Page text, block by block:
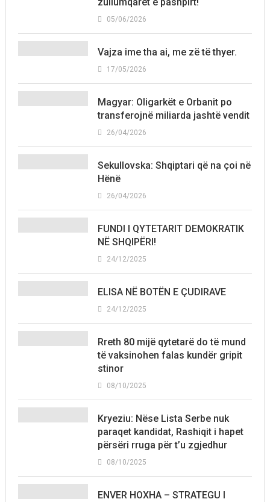
zullumqarët e pashpirt!
05/06/2026
Vajza ime tha ai, me zë të thyer.
17/05/2026
Magyar: Oligarkët e Orbanit po
transferojnë miliarda jashtë vendit
26/04/2026
Sekullovska: Shqiptari që na çoi në
Hënë
26/04/2026
FUNDI I QYTETARIT DEMOKRATIK
NË SHQIPËRI!
24/12/2025
ELISA NË BOTËN E ÇUDIRAVE
24/12/2025
Rreth 80 mijë qytetarë do të mund
të vaksinohen falas kundër gripit
stinor
08/10/2025
Kryeziu: Nëse Lista Serbe nuk
paraqet kandidat, Rashiqit i hapet
përsëri rruga për t’u zgjedhur
08/10/2025
ENVER HOXHA – STRATEGU I